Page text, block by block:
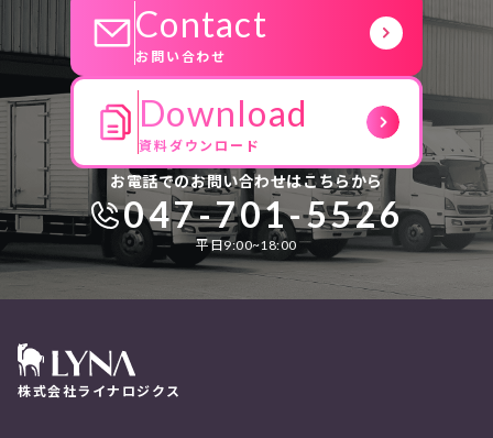
Contact
お問い合わせ
Download
資料ダウンロード
お電話でのお問い合わせはこちらから
047-701-5526
平日9:00~18:00
株式会社ライナロジクス